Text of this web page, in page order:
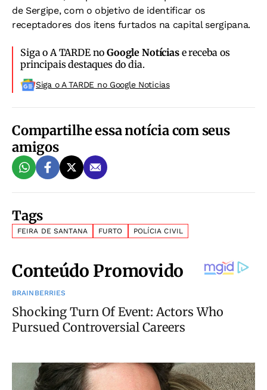
de Sergipe, com o objetivo de identificar os
receptadores dos itens furtados na capital sergipana.
Siga o A TARDE noGoogle Notíciase receba os
principais destaques do dia.
Siga o A TARDE no Google Noticias
Compartilhe essa notícia com seus
amigos
Tags
FEIRA DE SANTANA FURTO POLÍCIA CIVIL